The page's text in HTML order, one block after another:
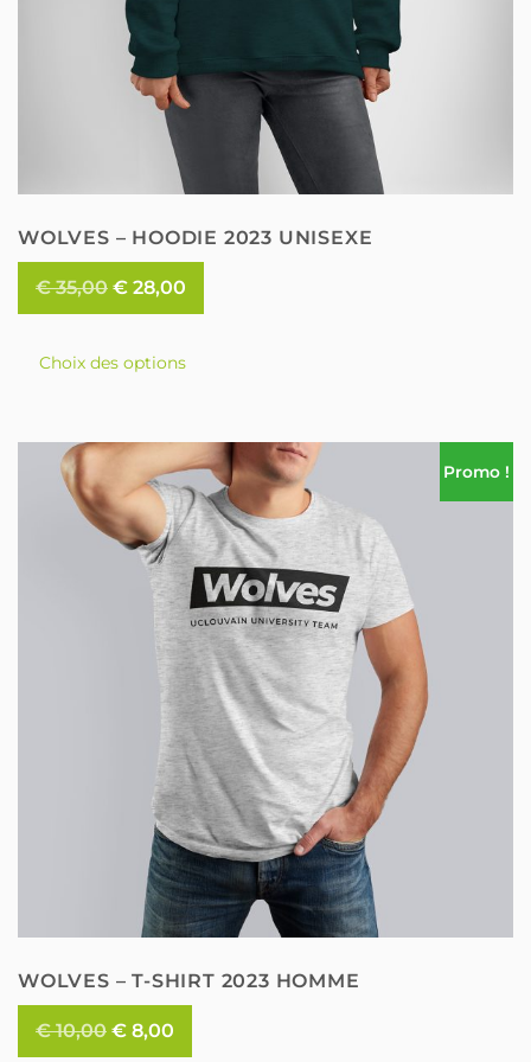
WOLVES – HOODIE 2023 UNISEXE
€35,00 Le
prix
était :
€ 28,00
prix
est :
Choix des options
variations.
Les
options
peuvent
être
choisies
sur
page
du
produit
Promo !
WOLVES – T-SHIRT 2023 HOMME
€10,00 Le
€ 8,00